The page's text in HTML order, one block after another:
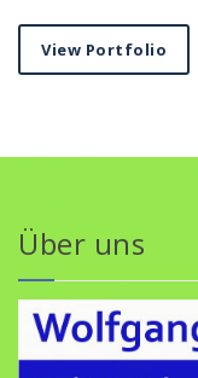
View Portfolio
Über uns